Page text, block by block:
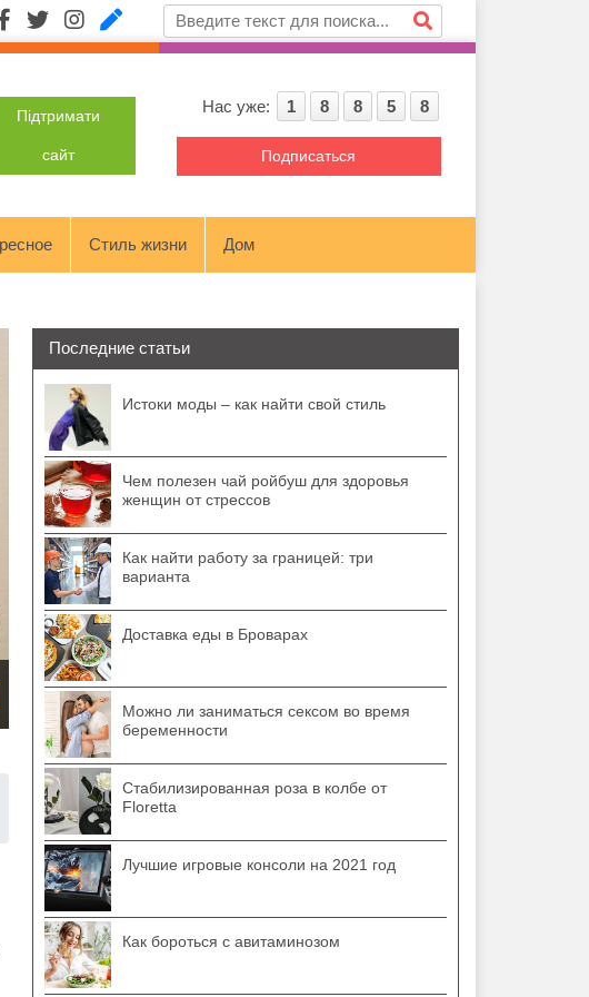
Підтримати
сайт
Нас уже: 1 8 8 5 8
Подписаться
Стиль жизни Дом
Последние статьи
Истоки моды – как найти свой стиль
Чем полезен чай ройбуш для здоровья
женщин от стрессов
Как найти работу за границей: три
варианта
Доставка еды в Броварах
Можно ли заниматься сексом во время
беременности
Стабилизированная роза в колбе от
Floretta
Лучшие игровые консоли на 2021 год
Как бороться с авитаминозом